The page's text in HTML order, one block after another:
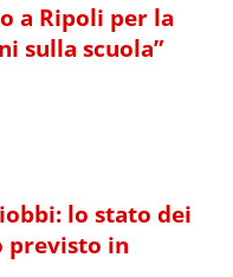
a Ripoli per la
sulla scuola”
lo stato dei
previsto in